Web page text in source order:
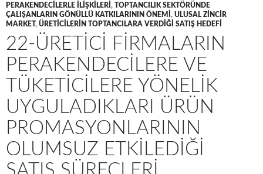
PERAKENDECILERLE ILIŞKILERI , TOPTANCILIK SEKTÖRÜNDE
ÇALIŞANLARIN GÖNÜLLÜ KATKILARININ ÖNEMI , ULUSAL ZINCIR
MARKET, ÜRETICILERIN TOPTANCILARA VERDIĞI SATIŞ HEDEFI
22-ÜRETICI FIRMALARIN
PERAKENDECILERE VE
TÜKETICILERE YÖNELIK
UYGULADIKLARI ÜRÜN
PROMASYONLARININ
OLUMSUZ ETKILEDIĞI